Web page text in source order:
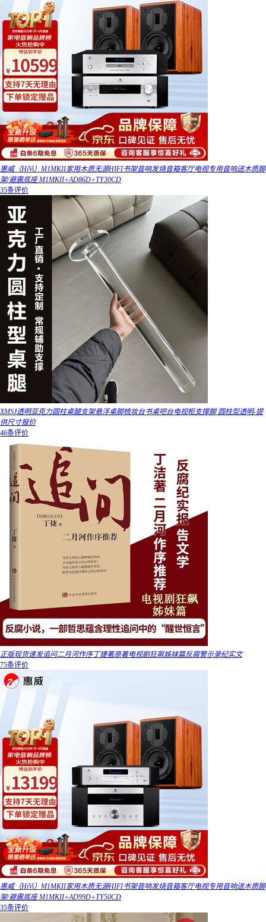
惠威（HiVi）M1MKII家用木质无源HIFI书架音响发烧音箱客厅电视专用音响送木质脚
架/避震底座 M1MKII+AD86D+TY30CD
35条评价
XMSJ透明亚克力圆柱桌腿支架悬浮桌脚梳妆台书桌吧台电视柜支撑脚 圆柱型透明-提
供尺寸报价
46条评价
正版现货速发追问二月河作序丁捷著原著电视剧狂飙姊妹篇反腐警示录纪实文
75条评价
惠威（HiVi）M1MKII家用木质无源HIFI书架音响发烧音箱客厅电视专用音响送木质脚
架/避震底座 M1MKII+AD99D+TY50CD
35条评价